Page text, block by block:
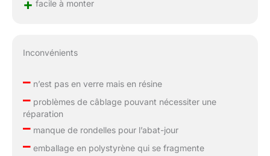
+ facile à monter
Inconvénients
–n’est pas en verre mais en résine
–problèmes de câblage pouvant nécessiter une
réparation
–manque de rondelles pour l’abat-jour
–emballage en polystyrène qui se fragmente